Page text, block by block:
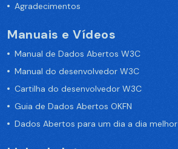
Agradecimentos
Manuais e Vídeos
Manual de Dados Abertos W3C
Manual do desenvolvedor W3C
Cartilha do desenvolvedor W3C
Guia de Dados Abertos OKFN
Dados Abertos para um dia a dia melhor